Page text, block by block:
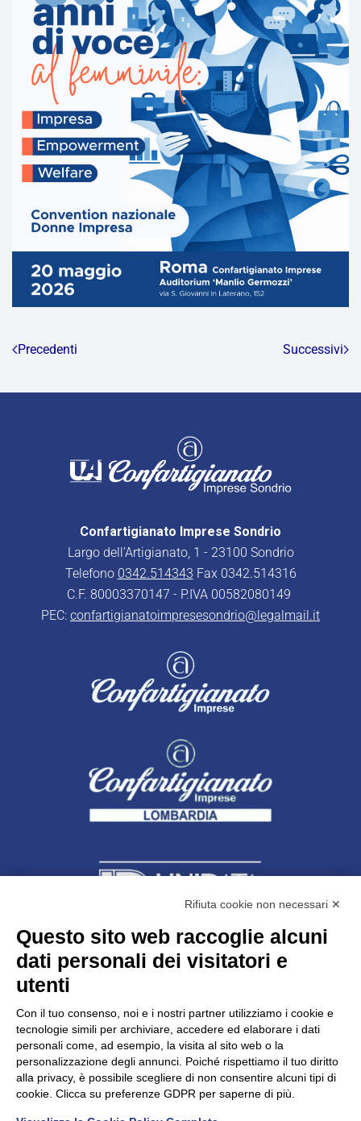
Precedenti Successivi
Confartigianato Imprese Sondrio
Largo dell’Artigianato, 1 - 23100 Sondrio
Telefono 0342.514343 Fax 0342.514316
C.F. 80003370147 - P.IVA 00582080149
PEC: confartigianatoimpresesondrio@legalmail.it
Unidata s.r.lcon unico socio
Largo dell’Artigianato, 1 - 23100 Sondrio
C.F. 00481790145 - N.REA SO-36426
PEC: unidata.sondrio@legalmail.it
Cap. soc. euro 100.000,00 i.v.
Rifiuta cookie non necessari ✕
Questo sito web raccoglie alcuni
dati personali dei visitatori e
utenti
Con il tuo consenso, noi e i nostri partner utilizziamo i cookie e
tecnologie simili per archiviare, accedere ed elaborare i dati
personali come, ad esempio, la visita al sito web o la
personalizzazione degli annunci. Poiché rispettiamo il tuo diritto
alla privacy, è possibile scegliere di non consentire alcuni tipi di
cookie. Clicca su preferenze GDPR per saperne di più.